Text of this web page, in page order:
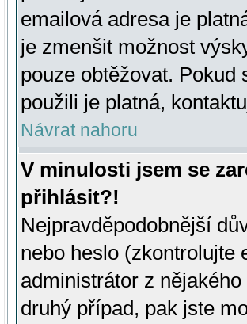
emailová adresa je
je zmenšit možnost
pouze obtěžovat.
použili je platná,
Návrat nahoru
V minulosti jsem se
přihlásit?!
Nejpravděpodobnější
nebo heslo (zkontrolujte
administrátor z
druhý případ, pak jste